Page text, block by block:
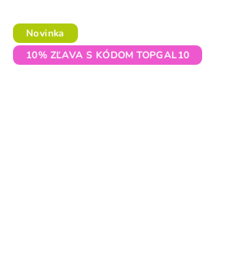
Novinka
10% ZĽAVA S KÓDOM TOPGAL10